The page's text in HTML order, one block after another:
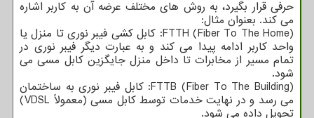
حرفی قرار بگیرد، به روش های مختلف عرضه آن به کاربر اشاره
می کند. بعنوان مثال:
FTTH (Fiber To The Home): کابل کشی فیبر نوری تا منزل یا
واحد کاربر ادامه پیدا می کند و به عبارت دیگر فیبر نوری در
تمام مسیر از مخابرات تا داخل منزل جایگزین کابل مسی می
شود.
FTTB (Fiber To The Building): کابل فیبر نوری به ساختمان
می رسد و در نهایت خدمات توسط کابل مسی (معمولاً VDSL)
تحویل داده می شود.